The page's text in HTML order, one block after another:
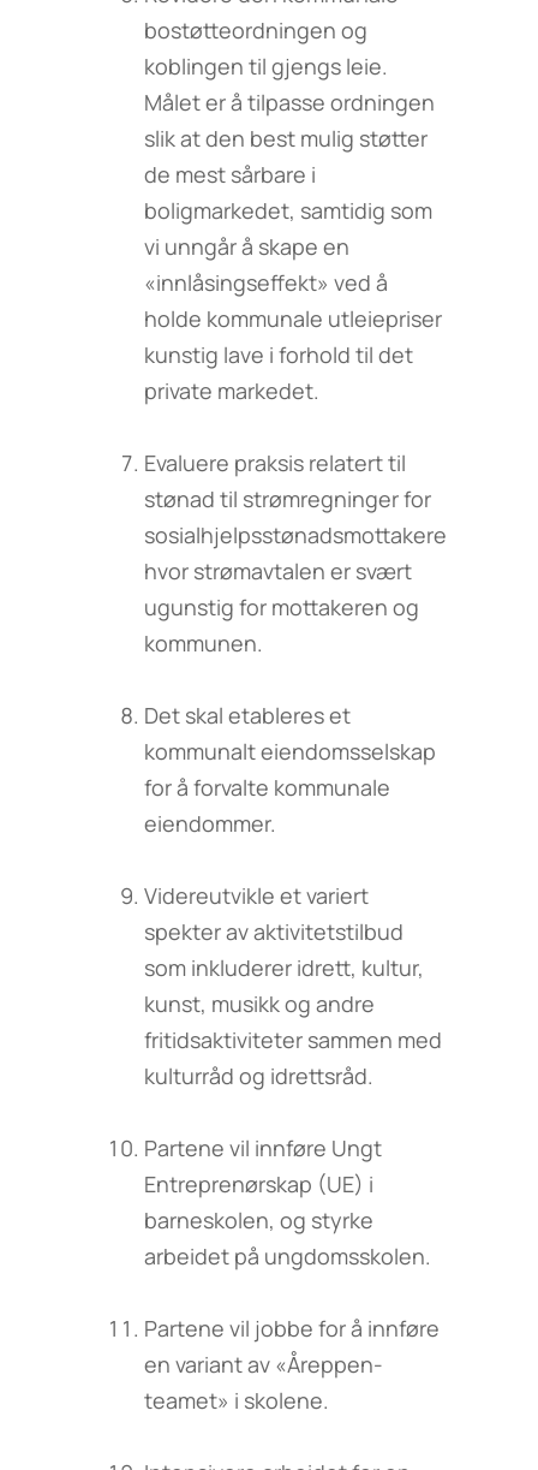
bostøtteordningen og
koblingen til gjengs leie.
Målet er å tilpasse ordningen
slik at den best mulig støtter
de mest sårbare i
boligmarkedet, samtidig som
vi unngår å skape en
«innlåsingseffekt» ved å
holde kommunale utleiepriser
kunstig lave i forhold til det
private markedet.
Evaluere praksis relatert til
stønad til strømregninger for
sosialhjelpsstønadsmottakere
hvor strømavtalen er svært
ugunstig for mottakeren og
kommunen.
Det skal etableres et
kommunalt eiendomsselskap
for å forvalte kommunale
eiendommer.
Videreutvikle et variert
spekter av aktivitetstilbud
som inkluderer idrett, kultur,
kunst, musikk og andre
fritidsaktiviteter sammen med
kulturråd og idrettsråd.
Partene vil innføre Ungt
Entreprenørskap (UE) i
barneskolen, og styrke
arbeidet på ungdomsskolen.
Partene vil jobbe for å innføre
en variant av «Åreppen-
teamet» i skolene.